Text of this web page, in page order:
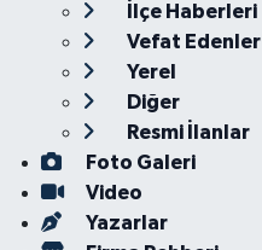
İlçe Haberleri
Vefat Edenler
Yerel
Diğer
Resmi İlanlar
Foto Galeri
Video
Yazarlar